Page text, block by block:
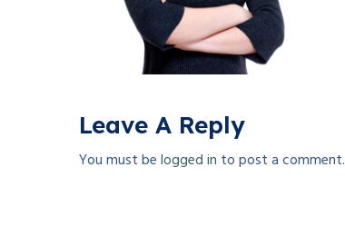
Leave A Reply
You must belogged in to post a comment.